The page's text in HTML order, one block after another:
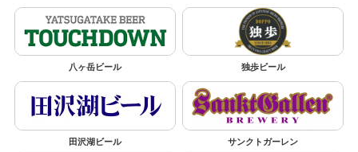
八ヶ岳ビール 独歩ビール
田沢湖ビール サンクトガーレン